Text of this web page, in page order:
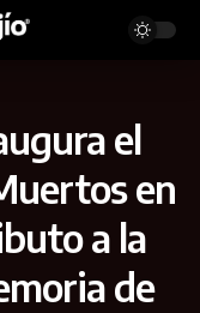
el
en
a la
de